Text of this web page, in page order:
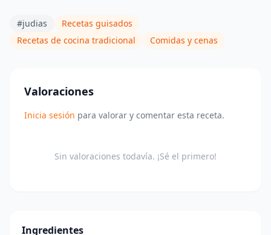
#judias
Recetas guisados
Recetas de cocina tradicional
Comidas y cenas
Valoraciones
Inicia sesión para valorar y comentar esta receta.
Sin valoraciones todavía. ¡Sé el primero!
Ingredientes